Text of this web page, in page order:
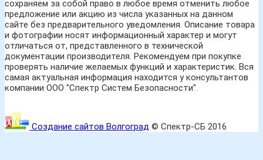
сохраняем за собой право в любое время отменить любое
предложение или акцию из числа указанных на данном
сайте без предварительного уведомления. Описание товара
и фотографии носят информационный характер и могут
отличаться от, представленного в технической
документации производителя. Рекомендуем при покупке
проверять наличие желаемых функций и характеристик. Вся
самая актуальная информация находится у консультантов
компании ООО "Спектр Систем Безопасности".
Создание сайтов Волгоград © Спектр-СБ 2016